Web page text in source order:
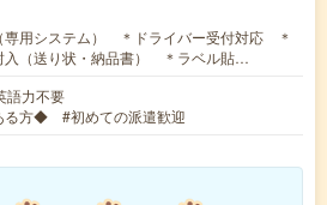
専用システム） ＊ドライバー受付対応 ＊
入（送り状・納品書） ＊ラベル貼…
語力不要
る方◆ #初めての派遣歓迎